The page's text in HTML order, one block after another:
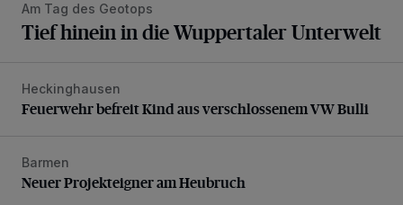
Am Tag des Geotops
Tief hinein in die Wuppertaler Unterwelt
Feuerwehr befreit Kind aus verschlossenem VW Bulli
Heckinghausen
Feuerwehr befreit Kind aus verschlossenem VW Bulli
Neuer Projekteigner am Heubruch
Barmen
Neuer Projekteigner am Heubruch